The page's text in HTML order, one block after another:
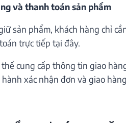
và thanh toán sản phẩm
sản phẩm, khách hàng chỉ
trực tiếp tại đây.
thể cung cấp thông tin giao
hành xác nhận đơn và giao